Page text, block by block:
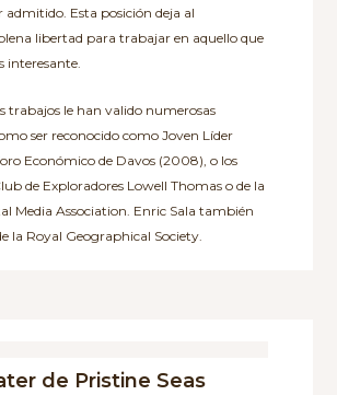
admitido. Esta posición deja al
libertad para trabajar en aquello que
interesante.
trabajos le han valido numerosas
ser reconocido como Joven Líder
Económico de Davos (2008), o los
de Exploradores Lowell Thomas o de la
Media Association. Enric Sala también
la Royal Geographical Society.
de Pristine Seas